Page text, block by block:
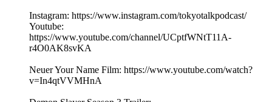
Instagram: https://www.instagram.com/tokyotalkpodcast/
Youtube:
https://www.youtube.com/channel/UCptfWNtT11A-
r4O0AK8svKA
Neuer Your Name Film: https://www.youtube.com/watch?
v=In4qtVVMHnA